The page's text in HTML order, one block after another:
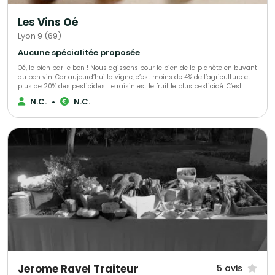
Les Vins Oé
Lyon 9 (69)
Aucune spécialitée proposée
Oé, le bien par le bon ! Nous agissons pour le bien de la planète en buvant
du bon vin. Car aujourd’hui la vigne, c’est moins de 4% de l’agriculture et
plus de 20% des pesticides. Le raisin est le fruit le plus pesticidé. C’est
triste. Alors nous avons décidé de nous secouer la grappe avec vous ! Ce
que vous allez déboucher avec Oé : - du bon vin - bio & vegan -
N.C. • N.C.
Jerome Ravel Traiteur 5 avis